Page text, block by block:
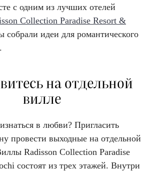
с одним из лучших отелей
Collection Paradise Resort &
идеи для романтического
на отдельной
вилле
в любви? Пригласить
провести выходные на отдельной
Radisson Collection Paradise
состоят из трех этажей. Внутри